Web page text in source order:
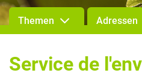
Themen Adressen
Service de